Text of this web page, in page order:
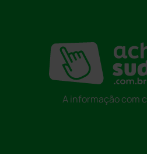
A informação com